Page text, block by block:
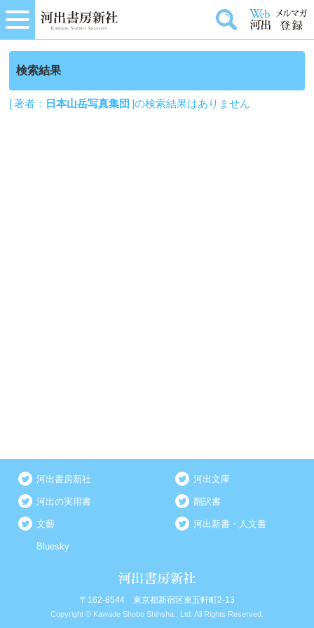
検索結果
[ 著者： 日本山岳写真集団 ]の検索結果はありません
河出書房新社 河出文庫
河出の実用書 翻訳書
文藝 河出新書・人文書
Bluesky
〒162-8544 東京都新宿区東五軒町2-13
Copyright © Kawade Shobo Shinsha., Ltd. All Rights Reserved.